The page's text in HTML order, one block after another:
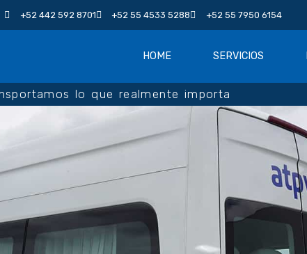
+52 442 592 8701 +52 55 4533 5288 +52 55 7950 6154
HOME SERVICIOS
lo que realmente importa